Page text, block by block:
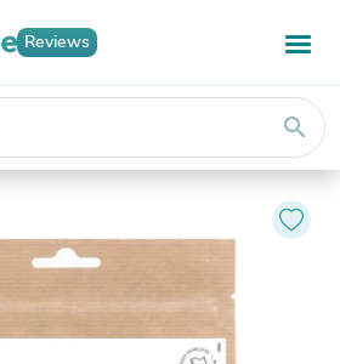
Reviews
search